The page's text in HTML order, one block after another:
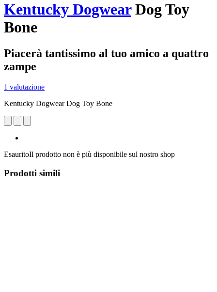
Kentucky DogwearDog Toy
Bone
Piacerà tantissimo al tuo amico a quattro
zampe
1 valutazione
Kentucky Dogwear Dog Toy Bone
EsauritoIl prodotto non è più disponibile sul nostro shop
Prodotti simili